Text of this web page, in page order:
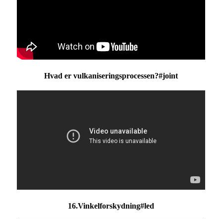
Hvad er vulkaniseringsprocessen?#joint
16.Vinkelforskydning#led